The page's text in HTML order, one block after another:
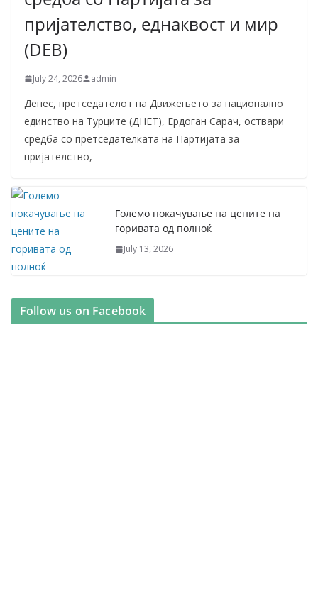
пријателство, еднаквост и мир
(DEB)
July 24, 2026 admin
Денес, претседателот на Движењето за национално
единство на Турците (ДНЕТ), Ердоган Сарач, оствари
средба со претседателката на Партијата за
пријателство,
Големо покачување на цените на
горивата од полноќ
July 13, 2026
Follow us on Facebook